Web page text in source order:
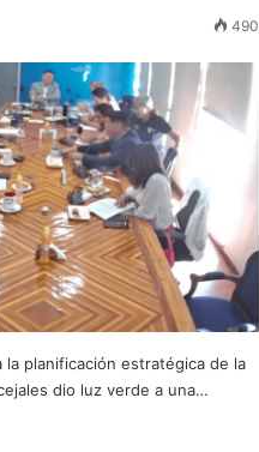
490
la planificación estratégica de la
dio luz verde a una…